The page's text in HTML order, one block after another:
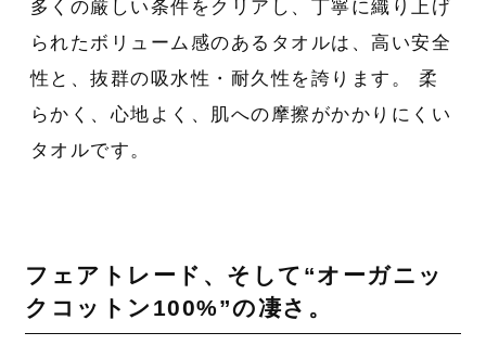
多くの厳しい条件をクリアし、丁寧に織り上げ
られたボリューム感のあるタオルは、高い安全
性と、抜群の吸水性・耐久性を誇ります。 柔
らかく、心地よく、肌への摩擦がかかりにくい
タオルです。
フェアトレード、そして“オーガニッ
クコットン100%”の凄さ。